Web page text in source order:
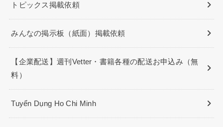
トピックス掲載依頼
みんなの掲示板（紙面）掲載依頼
【企業配送】週刊Vetter・書籍各種の配送お申込み（無
料）
Tuyển Dụng Ho Chi Minh